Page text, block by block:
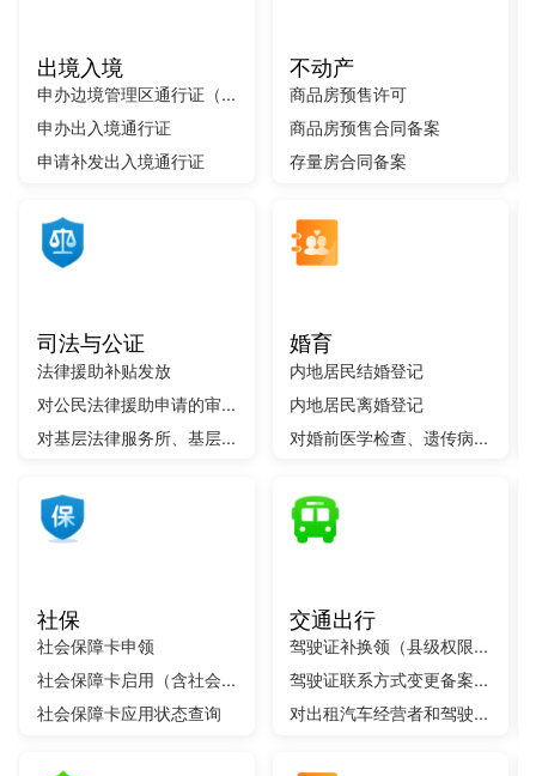
出境入境
申办边境管理区通行证（...
申办出入境通行证
申请补发出入境通行证
不动产
商品房预售许可
商品房预售合同备案
存量房合同备案
司法与公证
法律援助补贴发放
对公民法律援助申请的审...
对基层法律服务所、基层...
婚育
内地居民结婚登记
内地居民离婚登记
对婚前医学检查、遗传病...
社保
社会保障卡申领
社会保障卡启用（含社会...
社会保障卡应用状态查询
交通出行
驾驶证补换领（县级权限...
驾驶证联系方式变更备案...
对出租汽车经营者和驾驶...